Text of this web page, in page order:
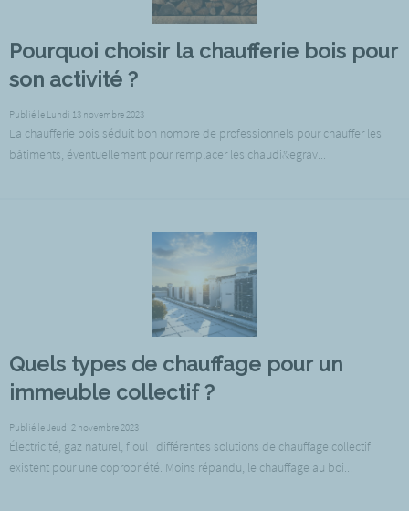
Pourquoi choisir la chaufferie bois pour
son activité ?
Publié le Lundi 13 novembre 2023
La chaufferie bois séduit bon nombre de professionnels pour chauffer les
bâtiments, éventuellement pour remplacer les chaudi&egrav...
Quels types de chauffage pour un
immeuble collectif ?
Publié le Jeudi 2 novembre 2023
Électricité, gaz naturel, fioul : différentes solutions de chauffage collectif
existent pour une copropriété. Moins répandu, le chauffage au boi...